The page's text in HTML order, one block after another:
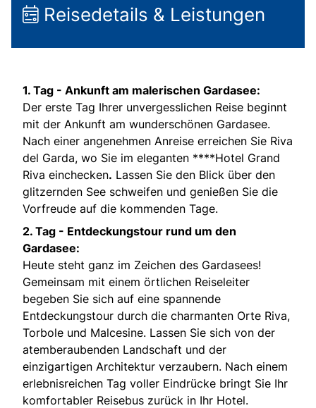
Reisedetails & Leistungen
1. Tag - Ankunft am malerischen Gardasee:
Der erste Tag Ihrer unvergesslichen Reise beginnt
mit der Ankunft am wunderschönen Gardasee.
Nach einer angenehmen Anreise erreichen Sie Riva
del Garda, wo Sie im eleganten ****Hotel Grand
Riva einchecken. Lassen Sie den Blick über den
glitzernden See schweifen und genießen Sie die
Vorfreude auf die kommenden Tage.
2. Tag - Entdeckungstour rund um den
Gardasee:
Heute steht ganz im Zeichen des Gardasees!
Gemeinsam mit einem örtlichen Reiseleiter
begeben Sie sich auf eine spannende
Entdeckungstour durch die charmanten Orte Riva,
Torbole und Malcesine. Lassen Sie sich von der
atemberaubenden Landschaft und der
einzigartigen Architektur verzaubern. Nach einem
erlebnisreichen Tag voller Eindrücke bringt Sie Ihr
komfortabler Reisebus zurück in Ihr Hotel.